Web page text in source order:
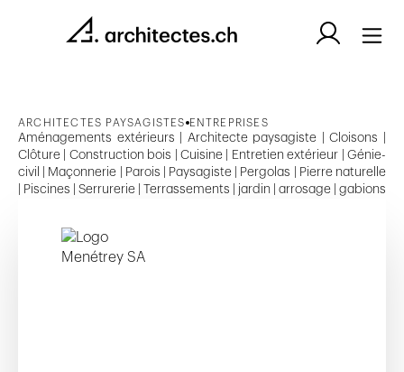
ARCHITECTES PAYSAGISTES ENTREPRISES
Aménagements extérieurs | Architecte paysagiste | Cloisons |
Clôture | Construction bois | Cuisine | Entretien extérieur | Génie-
civil | Maçonnerie | Parois | Paysagiste | Pergolas | Pierre naturelle
| Piscines | Serrurerie | Terrassements | jardin | arrosage | gabions